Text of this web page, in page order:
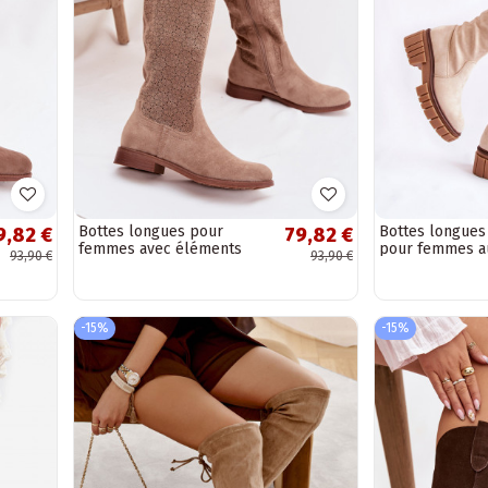
€
93,90 €
Bottes longues pour
femmes avec éléments
79,82 €
93,90 €
Bottes
pour femmes
-15% -15%